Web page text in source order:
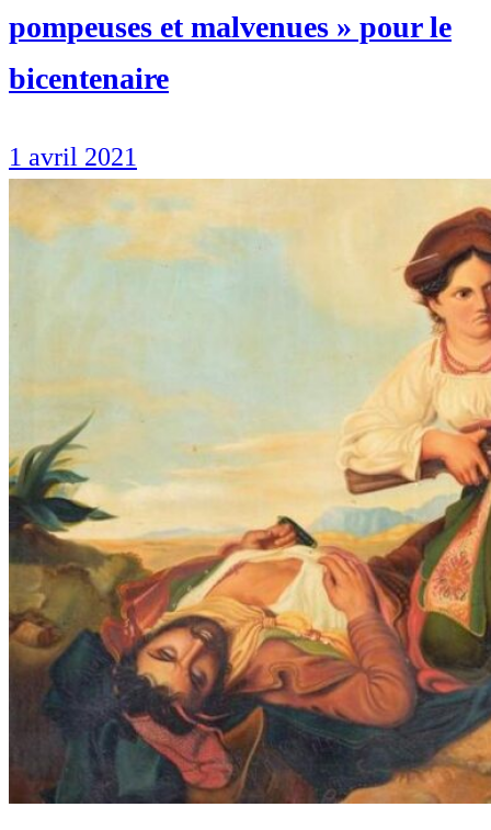
pompeuses et malvenues » pour le
bicentenaire
1 avril 2021